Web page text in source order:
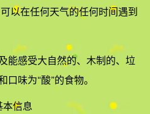
可以在任何天气的任何时间遇到
能感受大自然的、木制的、垃
口味为“酸”的食物。
本信息